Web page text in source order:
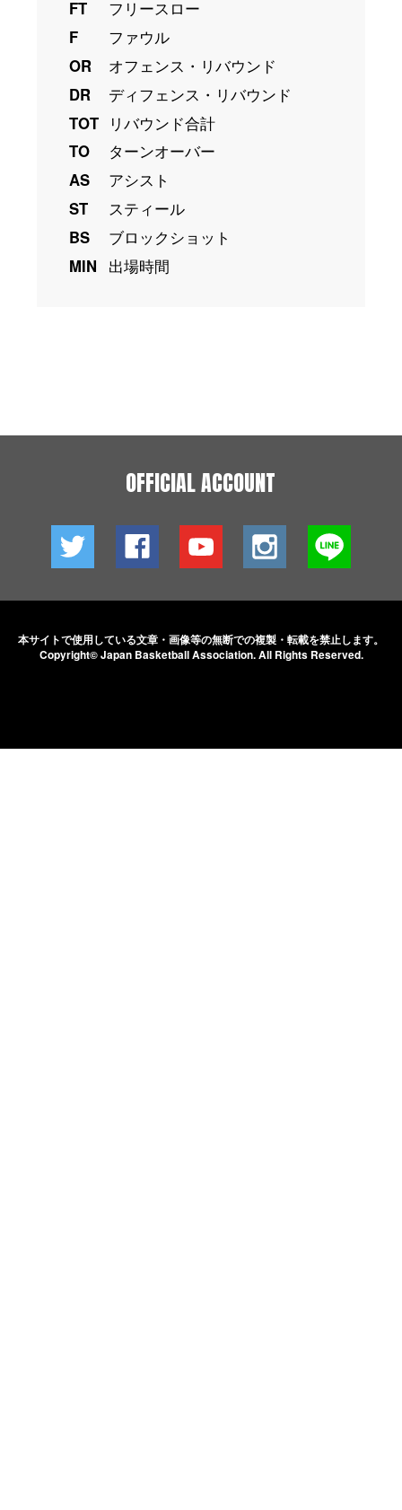
FT
フリースロー
F
ファウル
OR
オフェンス・リバウンド
DR
ディフェンス・リバウンド
TOT
リバウンド合計
TO
ターンオーバー
AS
アシスト
ST
スティール
BS
ブロックショット
MIN
出場時間
OFFICIAL ACCOUNT
本サイトで使用している文章・画像等の無断での複製・転載を禁止します。
Copyright© Japan Basketball Association.All Rights Reserved.